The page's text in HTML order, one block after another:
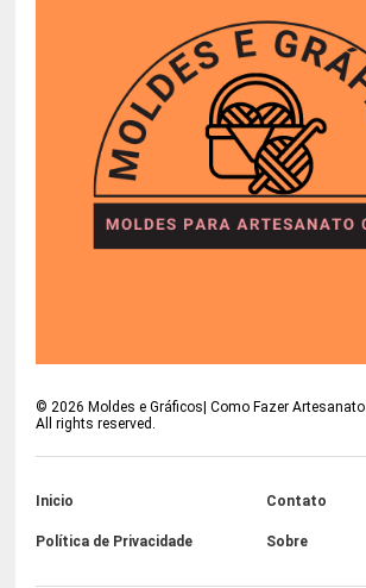
©2026 Moldes e Gráficos| Como Fazer Artesanato
All rights reserved.
Inicio Contato
Política de Privacidade Sobre